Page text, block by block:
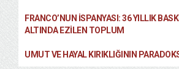
FRANCO’NUN İSPANYASI: 36 YILLIK
ALTINDA EZILEN TOPLUM
UMUT VE HAYAL KIRIKLIĞININ